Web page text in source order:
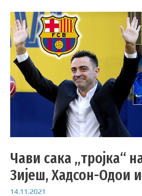
Чави сака „тројка“
Зијеш, Хадсон-Одои
14.11.2021